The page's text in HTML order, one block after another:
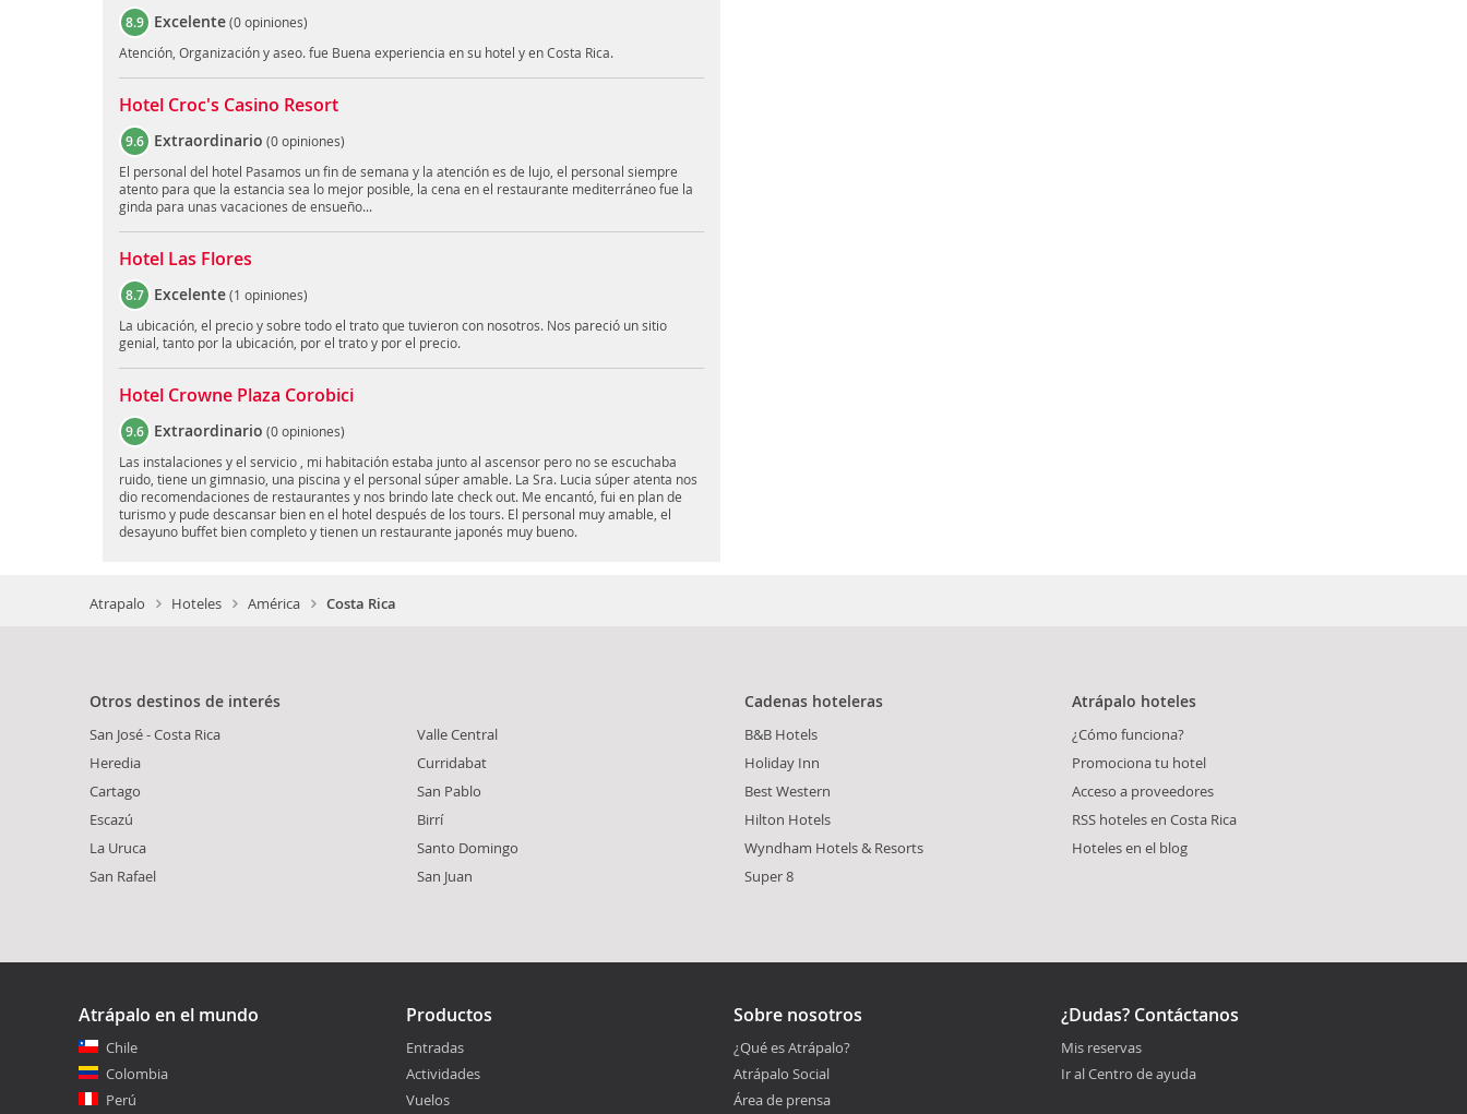
8.9 Excelente(0 opiniones)
Atención, Organización y aseo. fue Buena experiencia en su hotel y en Costa Rica.
Hotel Croc's Casino Resort
9.6 Extraordinario (0 opiniones)
El personal del hotel Pasamos un fin de semana y la atención es de lujo, el personal siempre
atento para que la estancia sea lo mejor posible, la cena en el restaurante mediterráneo fue la
ginda para unas vacaciones de ensueño...
Hotel Las Flores
8.7 Excelente(1 opiniones)
La ubicación, el precio y sobre todo el trato que tuvieron con nosotros. Nos pareció un sitio
genial, tanto por la ubicación, por el trato y por el precio.
Hotel Crowne Plaza Corobici
9.6 Extraordinario (0 opiniones)
Las instalaciones y el servicio , mi habitación estaba junto al ascensor pero no se escuchaba
ruido, tiene un gimnasio, una piscina y el personal súper amable. La Sra. Lucia súper atenta nos
dio recomendaciones de restaurantes y nos brindo late check out. Me encantó, fui en plan de
turismo y pude descansar bien en el hotel después de los tours. El personal muy amable, el
desayuno buffet bien completo y tienen un restaurante japonés muy bueno.
Atrapalo Hoteles América Costa Rica
Otros destinos de interés
San José - Costa Rica
Heredia
Cartago
Escazú
La Uruca
San Rafael
Valle Central
Curridabat
San Pablo
Birrí
Santo Domingo
San Juan
Cadenas hoteleras
B&B Hotels
Holiday Inn
Best Western
Hilton Hotels
Wyndham Hotels & Resorts
Super 8
Atrápalo hoteles
¿Cómo funciona?
Promociona tu hotel
Acceso a proveedores
RSS hoteles en Costa Rica
Hoteles en el blog
Atrápalo en el mundo
Chile
Colombia
Perú
Productos
Entradas
Actividades
Vuelos
Sobre nosotros
¿Qué es Atrápalo?
Atrápalo Social
Área de prensa
¿Dudas? Contáctanos
Mis reservas
Ir al Centro de ayuda